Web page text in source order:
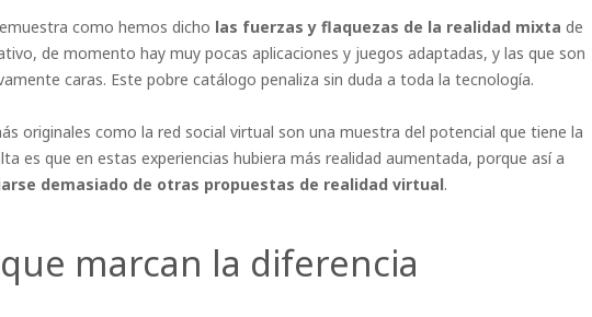
como hemos dicho las fuerzas y flaquezas de la realidad mixta de
de momento hay muy pocas aplicaciones y juegos adaptadas, y las que son
caras. Este pobre catálogo penaliza sin duda a toda la tecnología.
originales como la red social virtual son una muestra del potencial que tiene la
es que en estas experiencias hubiera más realidad aumentada, porque así a
demasiado de otras propuestas de realidad virtual.
marcan la diferencia